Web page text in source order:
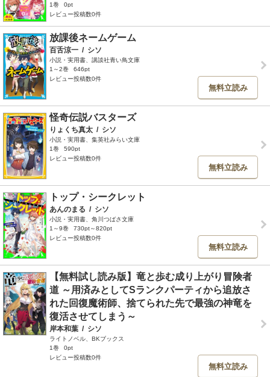
1巻
0pt
レビュー投稿数0件
放課後ネームゲーム
百舌涼一 / シソ
小説・実用書、講談社青い鳥文庫
1～2巻
646pt
レビュー投稿数0件
無料立読み
怪奇伝説バスターズ
りょくち真太 / シソ
小説・実用書、集英社みらい文庫
1巻
590pt
レビュー投稿数0件
無料立読み
トップ・シークレット
あんのまる / シソ
小説・実用書、角川つばさ文庫
1～9巻
730pt～820pt
レビュー投稿数0件
無料立読み
【無料試し読み版】竜と歩む成り上がり冒険者
道 ～用済みとしてSランクパーティから追放さ
れた回復魔術師、捨てられた先で最強の神竜を
復活させてしまう～
岸本和葉 / シソ
ライトノベル、BKブックス
1巻
0pt
レビュー投稿数0件
無料立読み